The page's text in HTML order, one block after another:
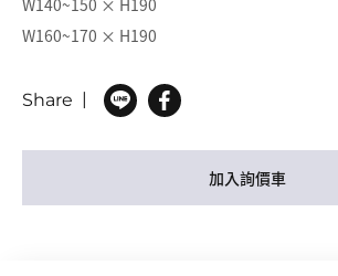
W160~170 × H190
加入詢價車
Share